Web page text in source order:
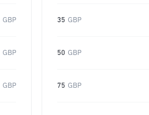
GBP
GBP
GBP
35 GBP
50 GBP
75 GBP